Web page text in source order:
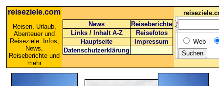
reiseziele.com
Reisen, Urlaub,
Abenteuer und
Reiseziele: Infos,
News,
Reiseberichte und
mehr
News
Reiseberichte
Links / Inhalt A-Z
Reisefotos
Hauptseite
Impressum
Datenschutzerklärung
Web